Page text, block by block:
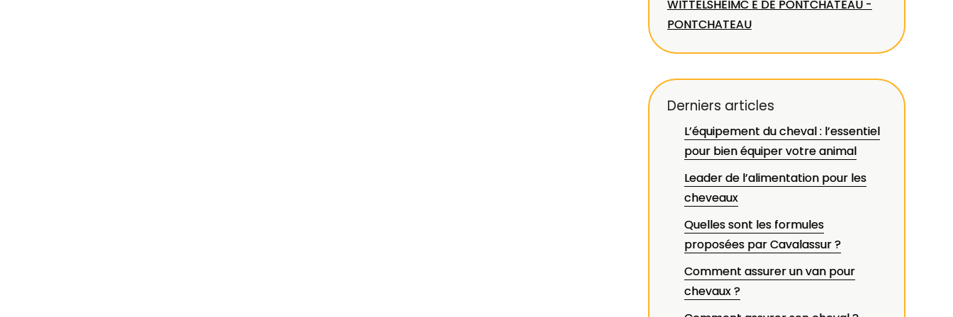
WITTELSHEIMC E DE PONTCHATEAU -
PONTCHATEAU
Derniers articles
L’équipement du cheval : l’essentiel
pour bien équiper votre animal
Leader de l’alimentation pour les
cheveaux
Quelles sont les formules
proposées par Cavalassur ?
Comment assurer un van pour
chevaux ?